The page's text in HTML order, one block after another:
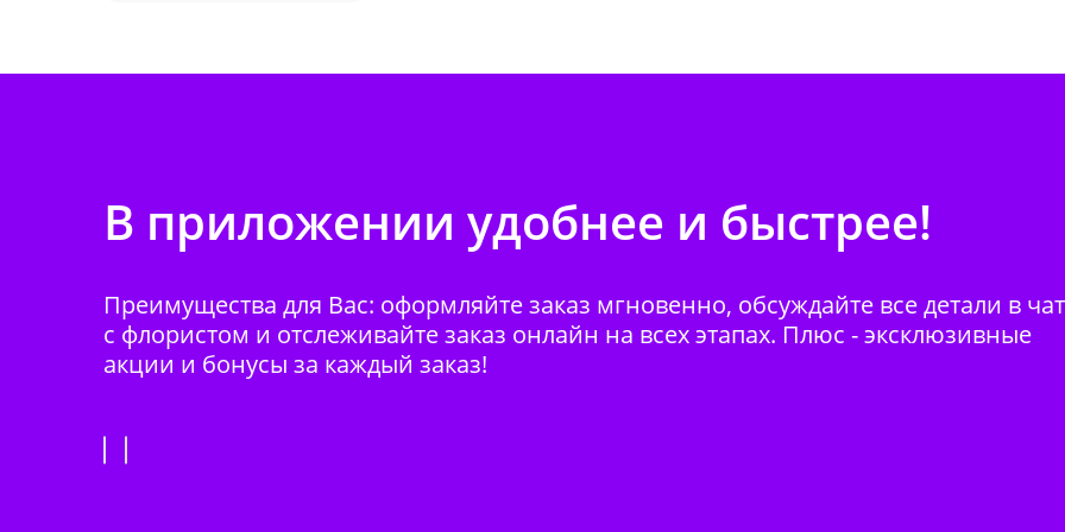
В приложении удобнее и быстрее!
Преимущества для Вас: оформляйте заказ мгновенно, обсуждайте все детали в
с флористом и отслеживайте заказ онлайн на всех этапах. Плюс - эксклюзивные
акции и бонусы за каждый заказ!